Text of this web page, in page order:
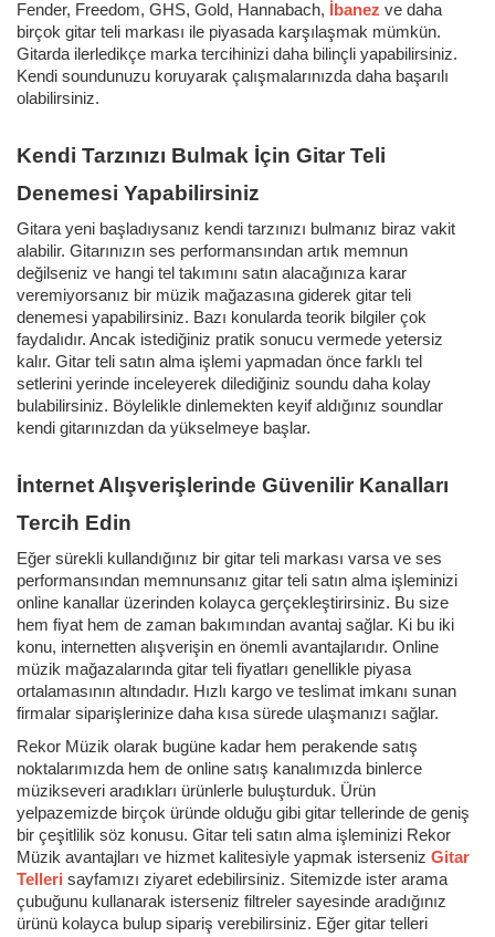
Fender, Freedom, GHS, Gold, Hannabach,
İbanez ve daha
birçok gitar teli markası ile piyasada karşılaşmak mümkün.
Gitarda ilerledikçe marka tercihinizi daha bilinçli yapabilirsiniz.
Kendi soundunuzu koruyarak çalışmalarınızda daha başarılı
olabilirsiniz.
Kendi Tarzınızı Bulmak İçin Gitar Teli
Denemesi Yapabilirsiniz
Gitara yeni başladıysanız kendi tarzınızı bulmanız biraz vakit
alabilir. Gitarınızın ses performansından artık memnun
değilseniz ve hangi tel takımını satın alacağınıza karar
veremiyorsanız bir müzik mağazasına giderek gitar teli
denemesi yapabilirsiniz. Bazı konularda teorik bilgiler çok
faydalıdır. Ancak istediğiniz pratik sonucu vermede yetersiz
kalır. Gitar teli satın alma işlemi yapmadan önce farklı tel
setlerini yerinde inceleyerek dilediğiniz soundu daha kolay
bulabilirsiniz. Böylelikle dinlemekten keyif aldığınız soundlar
kendi gitarınızdan da yükselmeye başlar.
İnternet Alışverişlerinde Güvenilir Kanalları
Tercih Edin
Eğer sürekli kullandığınız bir gitar teli markası varsa ve ses
performansından memnunsanız gitar teli satın alma işleminizi
online kanallar üzerinden kolayca gerçekleştirirsiniz. Bu size
hem fiyat hem de zaman bakımından avantaj sağlar. Ki bu iki
konu, internetten alışverişin en önemli avantajlarıdır. Online
müzik mağazalarında gitar teli fiyatları genellikle piyasa
ortalamasının altındadır. Hızlı kargo ve teslimat imkanı sunan
firmalar siparişlerinize daha kısa sürede ulaşmanızı sağlar.
Rekor Müzik olarak bugüne kadar hem perakende satış
noktalarımızda hem de online satış kanalımızda binlerce
müzikseveri aradıkları ürünlerle buluşturduk. Ürün
yelpazemizde birçok üründe olduğu gibi gitar tellerinde de geniş
bir çeşitlilik söz konusu. Gitar teli satın alma işleminizi Rekor
Müzik avantajları ve hizmet kalitesiyle yapmak isterseniz Gitar
Telleri sayfamızı ziyaret edebilirsiniz. Sitemizde ister arama
çubuğunu kullanarak isterseniz filtreler sayesinde aradığınız
ürünü kolayca bulup sipariş verebilirsiniz. Eğer gitar telleri